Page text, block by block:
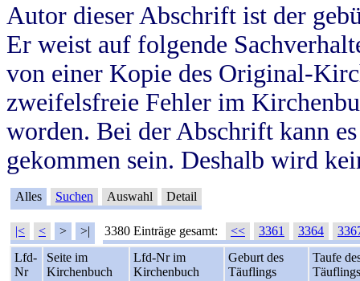
Autor dieser Abschrift ist der
Er weist auf folgende
von einer Kopie des Original-
zweifelsfreie Fehler im
worden. Bei der Abschrift kann
gekommen sein. Deshalb wird
Alles Suchen Auswahl Detail
|< < > >| 3380 Einträge gesamt: << 3361 3364
Lfd-
Nr
Seite im
Kirchenbuch
Lfd-Nr im
Kirchenbuch
Geburt des
Täuflings
Taufe
Täuflings